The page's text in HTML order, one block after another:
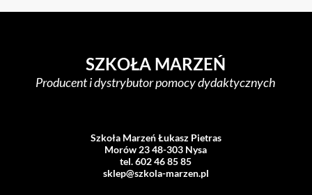
SZKOŁA MARZEŃ
Producent i dystrybutor pomocy dydaktycznych
Szkoła Marzeń Łukasz Pietras
Morów 23 48-303 Nysa
tel. 602 46 85 85
sklep@szkola-marzen.pl